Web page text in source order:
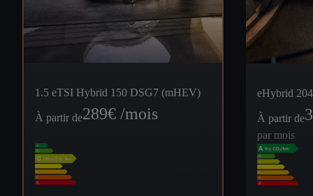
1.5 eTSI Hybrid 150 DSG7 (mHEV)
À partir de289€ /mois
eHybrid
À partir de
par mois